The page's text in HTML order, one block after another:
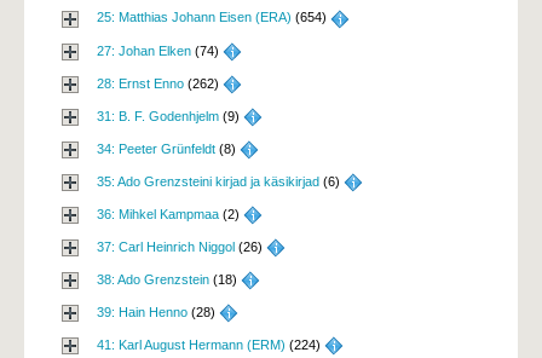
25: Matthias Johann Eisen (ERA) (654)
27: Johan Elken (74)
28: Ernst Enno (262)
31: B. F. Godenhjelm (9)
34: Peeter Grünfeldt (8)
35: Ado Grenzsteini kirjad ja käsikirjad (6)
36: Mihkel Kampmaa (2)
37: Carl Heinrich Niggol (26)
38: Ado Grenzstein (18)
39: Hain Henno (28)
41: Karl August Hermann (ERM) (224)